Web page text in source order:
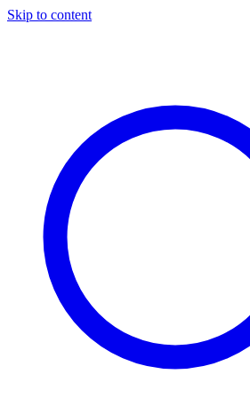
Skip to content